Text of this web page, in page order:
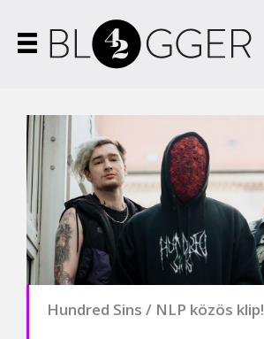
Hundred Sins / NLP közös klip!